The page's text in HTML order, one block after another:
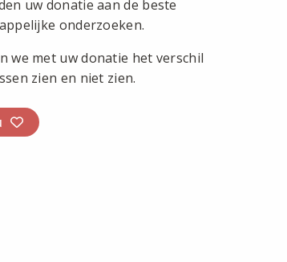
uw donatie aan de beste
onderzoeken.
we met uw donatie het verschil
zien en niet zien.